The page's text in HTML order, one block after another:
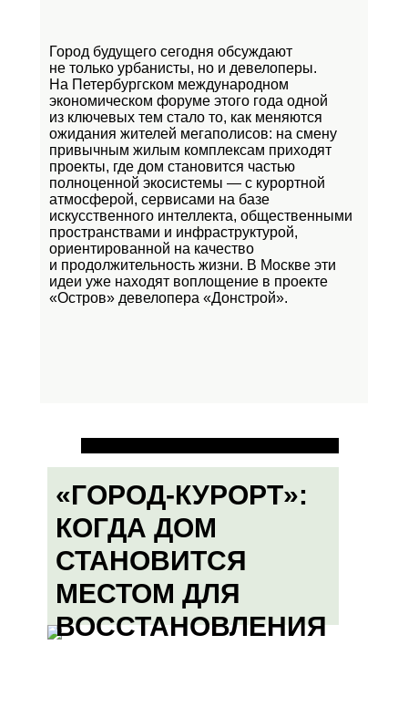
Город будущего сегодня обсуждают
не только урбанисты, но и девелоперы.
На Петербургском международном
экономическом форуме этого года одной
из ключевых тем стало то, как меняются
ожидания жителей мегаполисов: на смену
привычным жилым комплексам приходят
проекты, где дом становится частью
полноценной экосистемы — с курортной
атмосферой, сервисами на базе
искусственного интеллекта, общественными
пространствами и инфраструктурой,
ориентированной на качество
и продолжительность жизни. В Москве эти
идеи уже находят воплощение в проекте
«Остров» девелопера «Донстрой».
«ГОРОД-КУРОРТ»:
КОГДА ДОМ
СТАНОВИТСЯ
МЕСТОМ ДЛЯ
ВОССТАНОВЛЕНИЯ